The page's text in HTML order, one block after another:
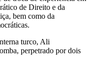
de Direito e da
bem como da
turco, Ali
perpetrado por dois